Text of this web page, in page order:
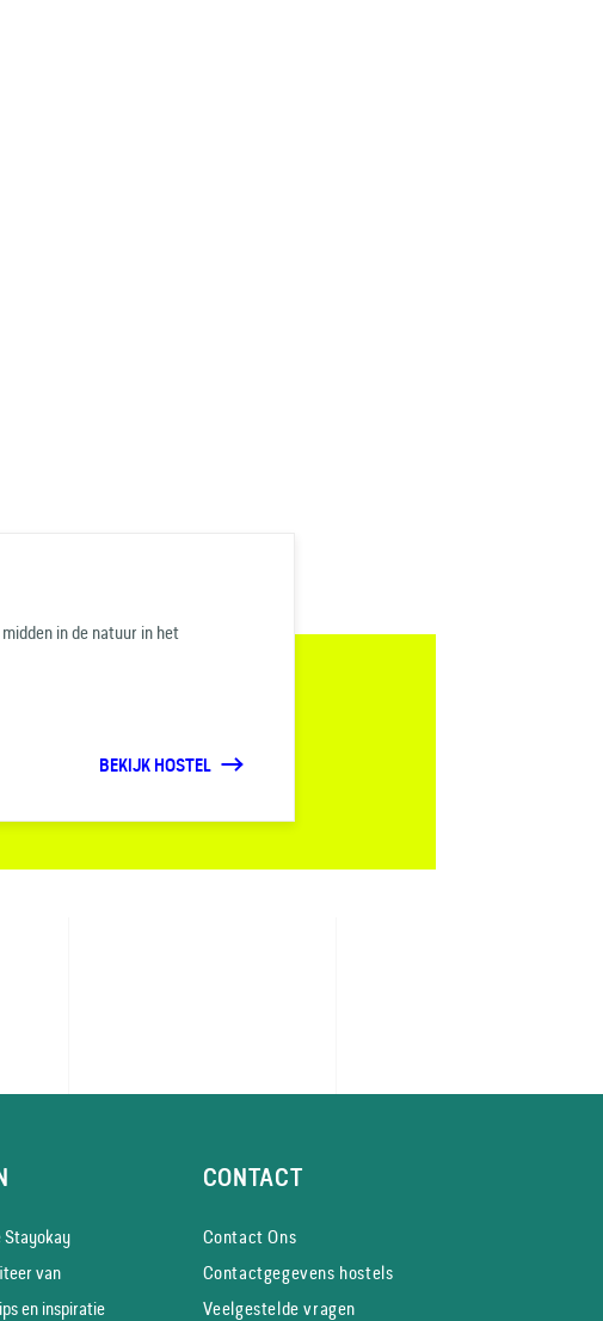
in de natuur in het
BEKIJK HOSTEL
Stayokay
van
en inspiratie
CONTACT
Contact Ons
Contactgegevens hostels
Veelgestelde vragen